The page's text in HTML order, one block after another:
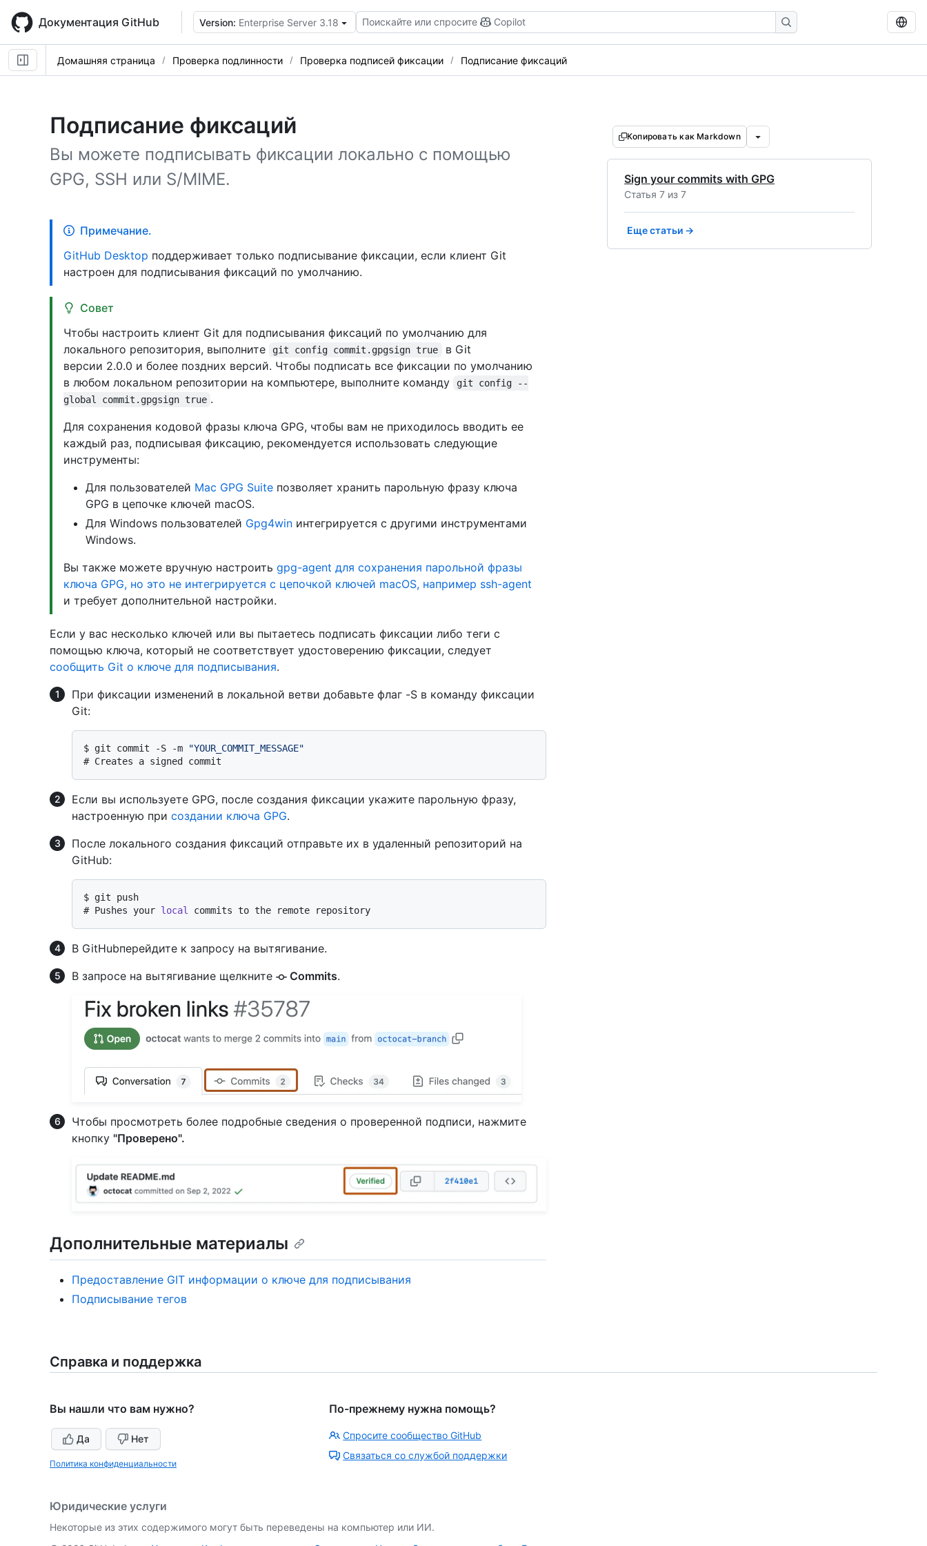
main
content
Документация GitHub Version: Enterprise Server 3.18 Поискайте или спросите Copilot
Домашняя страница Проверка подлинности Проверка подписей фиксации Подписание фиксаций
Подписание фиксаций
Вы можете подписывать фиксации локально с помощью
GPG, SSH или S/MIME.
Копировать как Markdown
Sign your commits with GPG
Статья 7 из 7
Еще статьи →
Примечание.
GitHub Desktop поддерживает только подписывание фиксации, если клиент Git
настроен для подписывания фиксаций по умолчанию.
Совет
Чтобы настроить клиент Git для подписывания фиксаций по умолчанию для
локального репозитория, выполните
git config commit.gpgsign true
в Git
версии 2.0.0 и более поздних версий. Чтобы подписать все фиксации по умолчанию
в любом локальном репозитории на компьютере, выполните команду
git config --
global commit.gpgsign true .
Для сохранения кодовой фразы ключа GPG, чтобы вам не приходилось вводить ее
каждый раз, подписывая фиксацию, рекомендуется использовать следующие
инструменты:
Для пользователей Mac GPG Suite позволяет хранить парольную фразу ключа
GPG в цепочке ключей macOS.
Для Windows пользователей Gpg4win интегрируется с другими инструментами
Windows.
Вы также можете вручную настроить gpg-agent для сохранения парольной фразы
ключа GPG, но это не интегрируется с цепочкой ключей macOS, например ssh-agent
и требует дополнительной настройки.
Если у вас несколько ключей или вы пытаетесь подписать фиксации либо теги с
помощью ключа, который не соответствует удостоверению фиксации, следует
сообщить Git о ключе для подписывания.
При фиксации изменений в локальной ветви добавьте флаг -S в команду фиксации
Git:
$ git commit -S -m
"YOUR_COMMIT_MESSAGE"
# Creates a signed commit
Если вы используете GPG, после создания фиксации укажите парольную фразу,
настроенную при создании ключа GPG.
После локального создания фиксаций отправьте их в удаленный репозиторий на
GitHub:
$ git push
# Pushes your local commits to the remote repository
В GitHubперейдите к запросу на вытягивание.
В запросе на вытягивание щелкните
Commits.
Чтобы просмотреть более подробные сведения о проверенной подписи, нажмите
кнопку "Проверено".
Дополнительные материалы
Предоставление GIT информации о ключе для подписывания
Подписывание тегов
Справка и поддержка
Вы нашли что вам нужно?
Да Нет
Политика конфиденциальности
По-прежнему нужна помощь?
Спросите сообщество GitHub
Связаться со службой поддержки
Юридические услуги
Некоторые из этих содержимого могут быть переведены на компьютер или ИИ.